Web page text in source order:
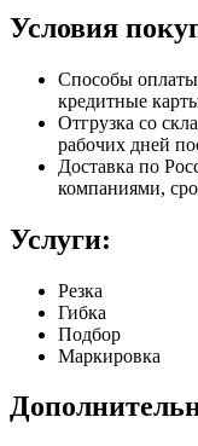
Условия
Способы
кредитные
Отгрузка со
рабочих дней
Доставка по
компаниями,
Услуги:
Резка
Гибка
Подбор
Маркировка